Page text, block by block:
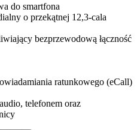
do smartfona
o przekątnej 12,3-cala
bezprzewodową łączność
ratunkowego (eCall)
telefonem oraz